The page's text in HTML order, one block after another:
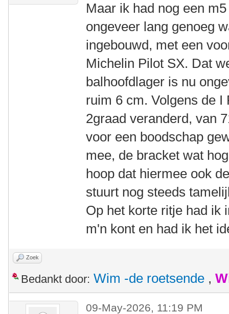
Maar ik had nog een
ongeveer lang genoeg
ingebouwd, met een
Michelin Pilot SX. Dat
balhoofdlager is nu
ruim 6 cm. Volgens de
2graad veranderd, van
voor een boodschap
mee, de bracket wat
hoop dat hiermee ook
stuurt nog steeds
Op het korte ritje had ik
m'n kont en had ik het
Zoek
Bedankt door: Wim -de roetsende ,
09-May-2026, 11:19 PM